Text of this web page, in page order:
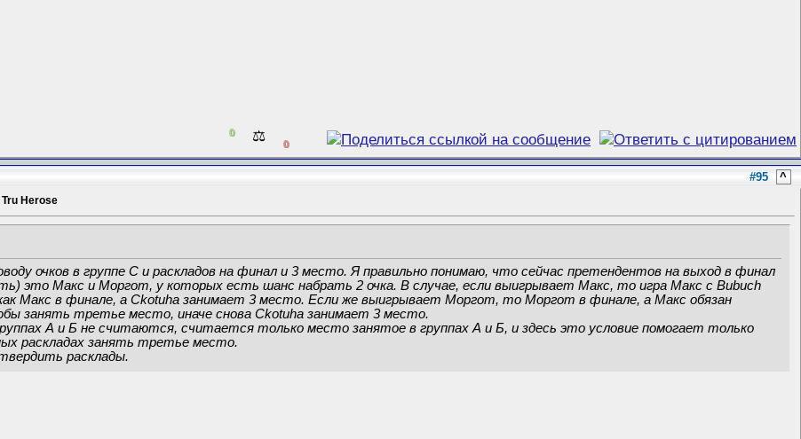
0 ⚖️ 0
#95 ^
Herose
очков в группе С и раскладов на финал и 3 место. Я правильно понимаю, что сейчас претендентов на выход в финал
это Макс и Моргот, у которых есть шанс набрать 2 очка. В случае, если выигрывает Макс, то игра Макс с Bubuch
Макс в финале, а Ckotuha занимает 3 место. Если же выигрывает Моргот, то Моргот в финале, а Макс обязан
занять третье место, иначе снова Ckotuha занимает 3 место.
А и Б не считаются, считается только место занятое в группах А и Б, и здесь это условие помогает только
раскладах занять третье место.
расклады.